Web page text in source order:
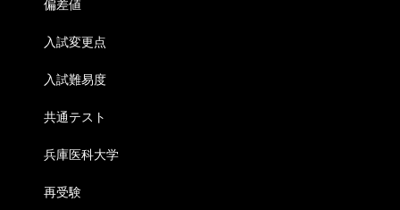
偏差値
入試変更点
入試難易度
共通テスト
兵庫医科大学
再受験